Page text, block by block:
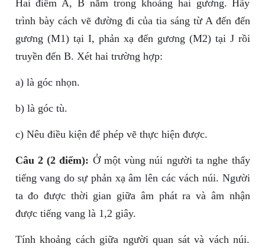
Hai điểm A, B nằm trong khoảng hai gương. Hãy
trình bày cách vẽ đường đi của tia sáng từ A đến đến
gương (M1) tại I, phản xạ đến gương (M2) tại J rồi
truyền đến B. Xét hai trường hợp:
a) là góc nhọn.
b) là góc tù.
c) Nêu điều kiện để phép vẽ thực hiện được.
Câu 2 (2 điểm): Ở một vùng núi người ta nghe thấy
tiếng vang do sự phản xạ âm lên các vách núi. Người
ta đo được thời gian giữa âm phát ra và âm nhận
được tiếng vang là 1,2 giây.
Tính khoảng cách giữa người quan sát và vách núi.